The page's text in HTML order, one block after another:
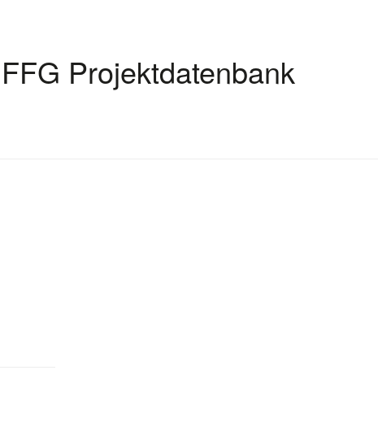
FFG Projektdatenbank